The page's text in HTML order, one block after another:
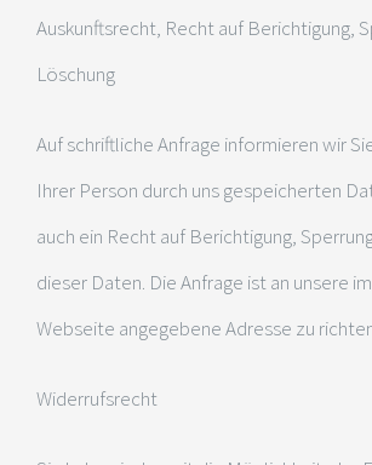
Auskunftsrecht, Recht auf Berichtigung,
Löschung
Auf schriftliche Anfrage informieren wir
Ihrer Person durch uns gespeicherten
auch ein Recht auf Berichtigung,
dieser Daten. Die Anfrage ist an unsere
Webseite angegebene Adresse zu
Widerrufsrecht